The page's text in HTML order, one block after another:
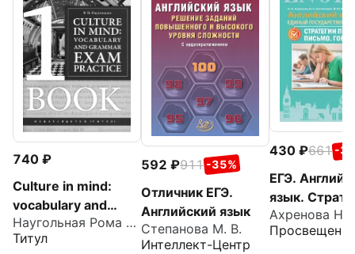
740
Culture in mind:
vocabulary and
grammar exam
practice.
Наугольная Рома Владимировна
Титул
592 911 -35%
Отличник ЕГЭ.
Английский язык
Степанова М. В.
Интеллект-Центр
430 661 -
ЕГЭ.
язык.
подготовки.
Письмо.